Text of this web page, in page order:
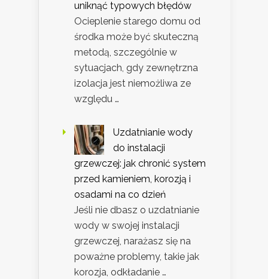
uniknąć typowych błędów
Ocieplenie starego domu od
środka może być skuteczną
metodą, szczególnie w
sytuacjach, gdy zewnętrzna
izolacja jest niemożliwa ze
względu …
Uzdatnianie wody
do instalacji
grzewczej: jak chronić system
przed kamieniem, korozją i
osadami na co dzień
Jeśli nie dbasz o uzdatnianie
wody w swojej instalacji
grzewczej, narażasz się na
poważne problemy, takie jak
korozja, odkładanie …